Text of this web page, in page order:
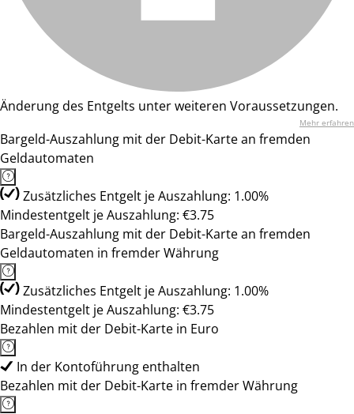
Änderung des Entgelts unter weiteren Voraussetzungen.
Mehr erfahren
Bargeld-Auszahlung mit der Debit-Karte an fremden
Geldautomaten
Zusätzliches Entgelt je Auszahlung: 1.00%
Mindestentgelt je Auszahlung: €3.75
Bargeld-Auszahlung mit der Debit-Karte an fremden
Geldautomaten in fremder Währung
Zusätzliches Entgelt je Auszahlung: 1.00%
Mindestentgelt je Auszahlung: €3.75
Bezahlen mit der Debit-Karte in Euro
In der Kontoführung enthalten
Bezahlen mit der Debit-Karte in fremder Währung